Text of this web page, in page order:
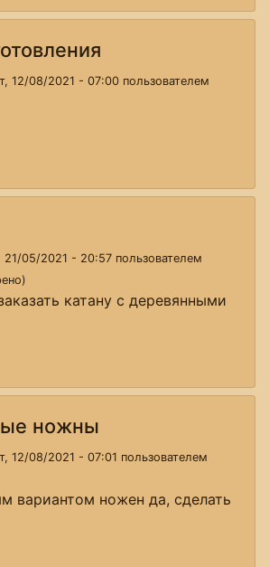
12/08/2021 - 07:00 пользователем
05/2021 - 20:57 пользователем
катану с деревянными
ножны
12/08/2021 - 07:01 пользователем
вариантом ножен да, сделать